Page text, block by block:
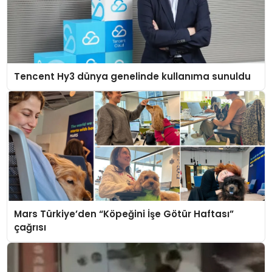
Tencent Hy3 dünya genelinde kullanıma sunuldu
Mars Türkiye’den “Köpeğini İşe Götür Haftası”
çağrısı